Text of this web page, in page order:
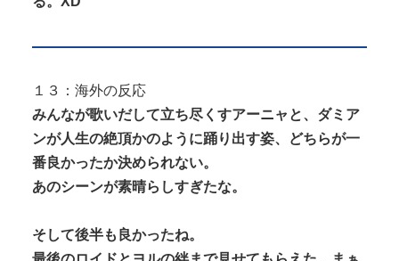
１３：海外の反応
みんなが歌いだして立ち尽くすアーニャと、ダミア
ンが人生の絶頂かのように踊り出す姿、どちらが一
番良かったか決められない。
あのシーンが素晴らしすぎたな。
そして後半も良かったね。